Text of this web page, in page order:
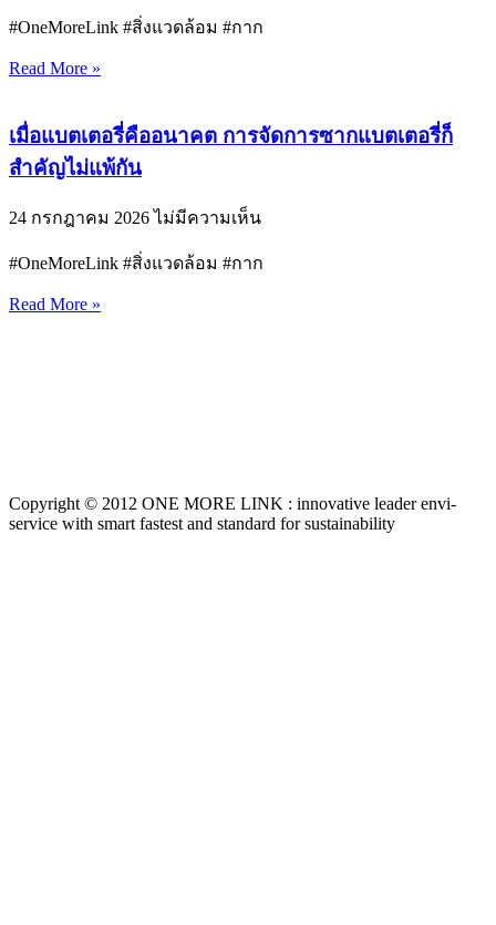
#OneMoreLink #สิ่งแวดล้อม #กาก
Read More »
เมื่อแบตเตอรี่คืออนาคต การจัดการซากแบตเตอรี่ก็
สำคัญไม่แพ้กัน
24 กรกฎาคม 2026ไม่มีความเห็น
#OneMoreLink #สิ่งแวดล้อม #กาก
Read More »
Copyright © 2012 ONE MORE LINK : innovative leader envi-
service with smart fastest and standard for sustainability